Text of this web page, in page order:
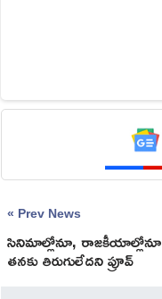
« Prev News
సినిమాల్లోనూ, రాజకీయాల్లోనూ
తనకు తిరుగులేదని ప్రూవ్‌
చేసుకుంటున్న పవర్‌స్టార్‌!